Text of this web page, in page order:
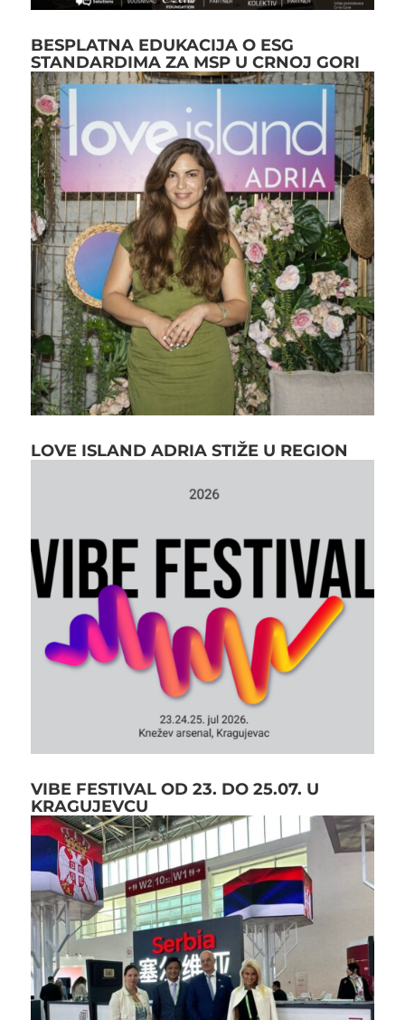
BESPLATNA EDUKACIJA O ESG
STANDARDIMA ZA MSP U CRNOJ GORI
LOVE ISLAND ADRIA STIŽE U REGION
VIBE FESTIVAL OD 23. DO 25.07. U
KRAGUJEVCU